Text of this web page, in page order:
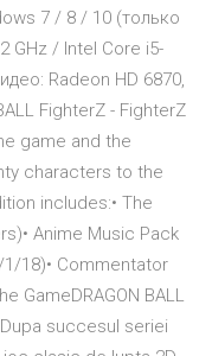
7 / 8 / 10 (только
GHz / Intel Core i5-
Radeon HD 6870,
FighterZ - FighterZ
game and the
characters to the
includes:• The
Anime Music Pack
18)• Commentator
GameDRAGON BALL
succesul seriei